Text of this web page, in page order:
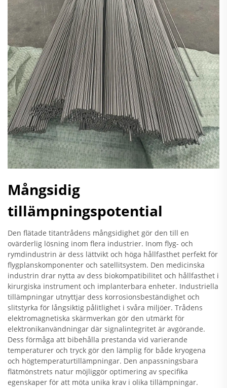
Mångsidig
tillämpningspotential
Den flätade titantrådens mångsidighet gör den till en
ovärderlig lösning inom flera industrier. Inom flyg- och
rymdindustrin är dess lättvikt och höga hållfasthet perfekt för
flygplanskomponenter och satellitsystem. Den medicinska
industrin drar nytta av dess biokompatibilitet och hållfasthet i
kirurgiska instrument och implanterbara enheter. Industriella
tillämpningar utnyttjar dess korrosionsbeständighet och
slitstyrka för långsiktig pålitlighet i svåra miljöer. Trådens
elektromagnetiska skärmverkan gör den utmärkt för
elektronikanvändningar där signalintegritet är avgörande.
Dess förmåga att bibehålla prestanda vid varierande
temperaturer och tryck gör den lämplig för både kryogena
och högtemperaturtillämpningar. Den anpassningsbara
flätmönstrets natur möjliggör optimering av specifika
egenskaper för att möta unika krav i olika tillämpningar.